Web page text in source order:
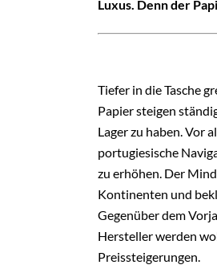
Luxus. Denn der
Tiefer in die Tasche
Papier steigen
Lager zu haben. Vor
portugiesische
zu erhöhen. Der
Kontinenten und
Gegenüber dem
Hersteller werden
Preissteigerungen.